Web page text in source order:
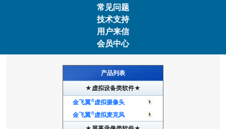
常见问题
技术支持
用户来信
会员中心
产品列表
★虚拟设备类软件★
金飞翼®虚拟摄像头
金飞翼®虚拟麦克风